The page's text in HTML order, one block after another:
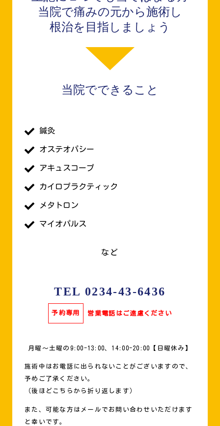
当院で痛みの元から施術し
根治を目指しましょう
当院でできること
鍼灸
オステオパシー
アキュスコープ
カイロプラクティック
メタトロン
マイオパルス
など
TEL 0234-43-6436
予約専用 営業電話はご遠慮ください
月曜〜土曜の9:00-13:00、14:00-20:00【日曜休み】
施術中はお電話に出られないことがございますので、
予めご了承ください。
（後ほどこちらから折り返します）
また、可能な方はメールでお問い合わせいただけます
と幸いです。